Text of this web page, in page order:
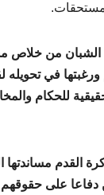
الشبان من خلاص
ورغبتها في
للحكام
القدم مساندتها
دفاعا على